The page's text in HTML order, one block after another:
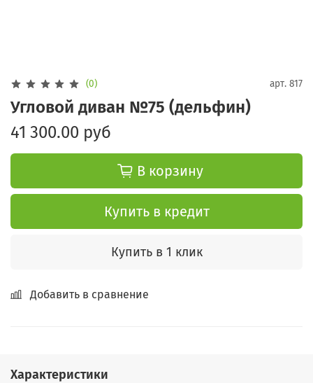
(0) арт. 817
Угловой диван №75 (дельфин)
41 300.00 руб
В корзину
Купить в кредит
Купить в 1 клик
Добавить в сравнение
Характеристики